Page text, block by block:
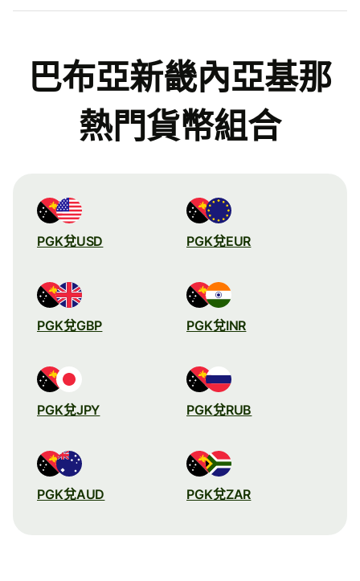
巴布亞新畿內亞基那
熱門貨幣組合
PGK兌USD PGK兌EUR
PGK兌GBP PGK兌INR
PGK兌JPY PGK兌RUB
PGK兌AUD PGK兌ZAR